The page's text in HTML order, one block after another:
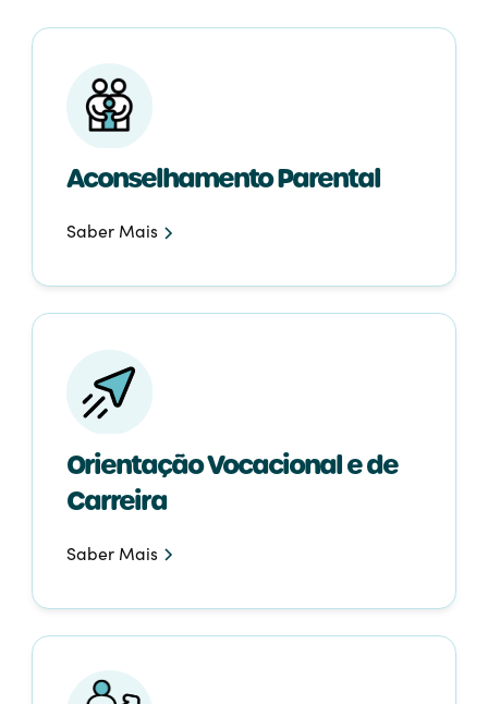
Aconselhamento Parental
Saber Mais
Orientação Vocacional e de
Carreira
Saber Mais